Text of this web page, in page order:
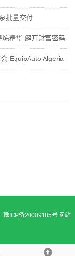
批量交付
精华 解开财富密码
EquipAuto Algeria
豫ICP备20009185号 网站